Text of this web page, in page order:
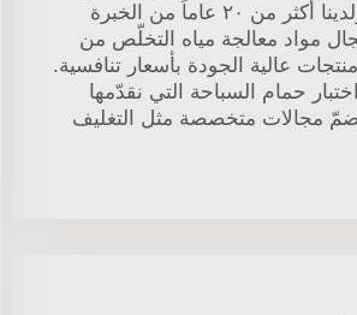
في عام 2005. ولدينا أكثر من ٢٠ عاماً من الخبرة
مواد معالجة مياه التخلّص من
عالية الجودة بأسعار تنافسية.
حمام السباحة التي نقدّمها
مجالات متخصصة مثل التغليف